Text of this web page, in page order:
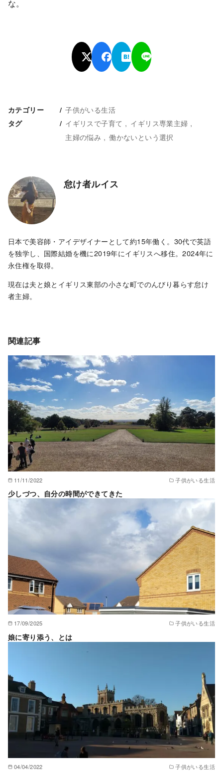
な。
カテゴリー 子供がいる生活
タグ イギリスで子育て
イギリス専業主婦
主婦の悩み
働かないという選択
怠け者ルイス
日本で美容師・アイデザイナーとして約15年働く。30代で英語
を独学し、国際結婚を機に2019年にイギリスへ移住。2024年に
永住権を取得。
現在は夫と娘とイギリス東部の小さな町でのんびり暮らす怠け
者主婦。
関連記事
11/11/2022 子供がいる生活
少しづつ、自分の時間ができてきた
17/09/2025 子供がいる生活
娘に寄り添う、とは
04/04/2022 子供がいる生活